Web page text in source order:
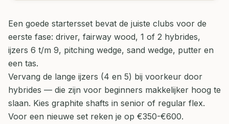
Een goede startersset bevat de juiste clubs voor de
eerste fase: driver, fairway wood, 1 of 2 hybrides,
ijzers 6 t/m 9, pitching wedge, sand wedge, putter en
een tas.
Vervang de lange ijzers (4 en 5) bij voorkeur door
hybrides — die zijn voor beginners makkelijker hoog te
slaan. Kies graphite shafts in senior of regular flex.
Voor een nieuwe set reken je op €350-€600.